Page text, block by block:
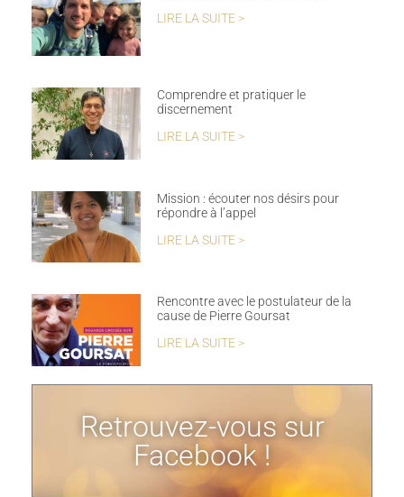
LIRE LA SUITE >
Comprendre et pratiquer le
discernement
LIRE LA SUITE >
Mission : écouter nos désirs pour
répondre à l’appel
LIRE LA SUITE >
Rencontre avec le postulateur de la
cause de Pierre Goursat
LIRE LA SUITE >
Retrouvez-vous sur
Facebook !